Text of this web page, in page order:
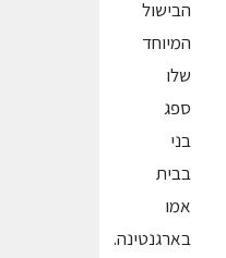
הבישול
המיוחד
שלו
ספג
בני
בבית
אמו
בארגנטינה.